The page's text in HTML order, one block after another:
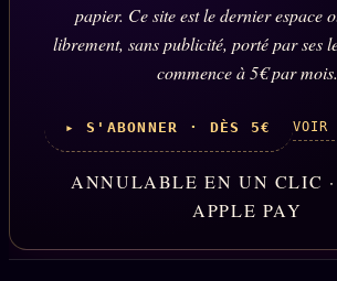
papier. Ce site est le dernier espace
librement, sans publicité, porté par ses
commence à 5€ par mois.
▸ S'ABONNER · DÈS 5€ VOIR
ANNULABLE EN UN CLIC ·
APPLE PAY